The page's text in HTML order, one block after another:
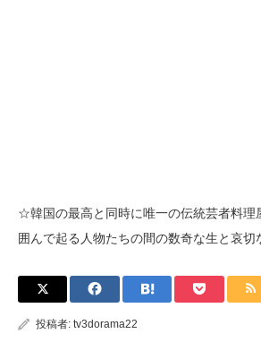
☆韓国の最高と同時に唯一の伝統芸者料理
囲んで起る人物たちの間の数奇な生と哀
投稿者: tv3dorama22